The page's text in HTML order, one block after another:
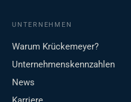
UNTERNEHMEN
Warum Krückemeyer?
Unternehmenskennzahlen
News